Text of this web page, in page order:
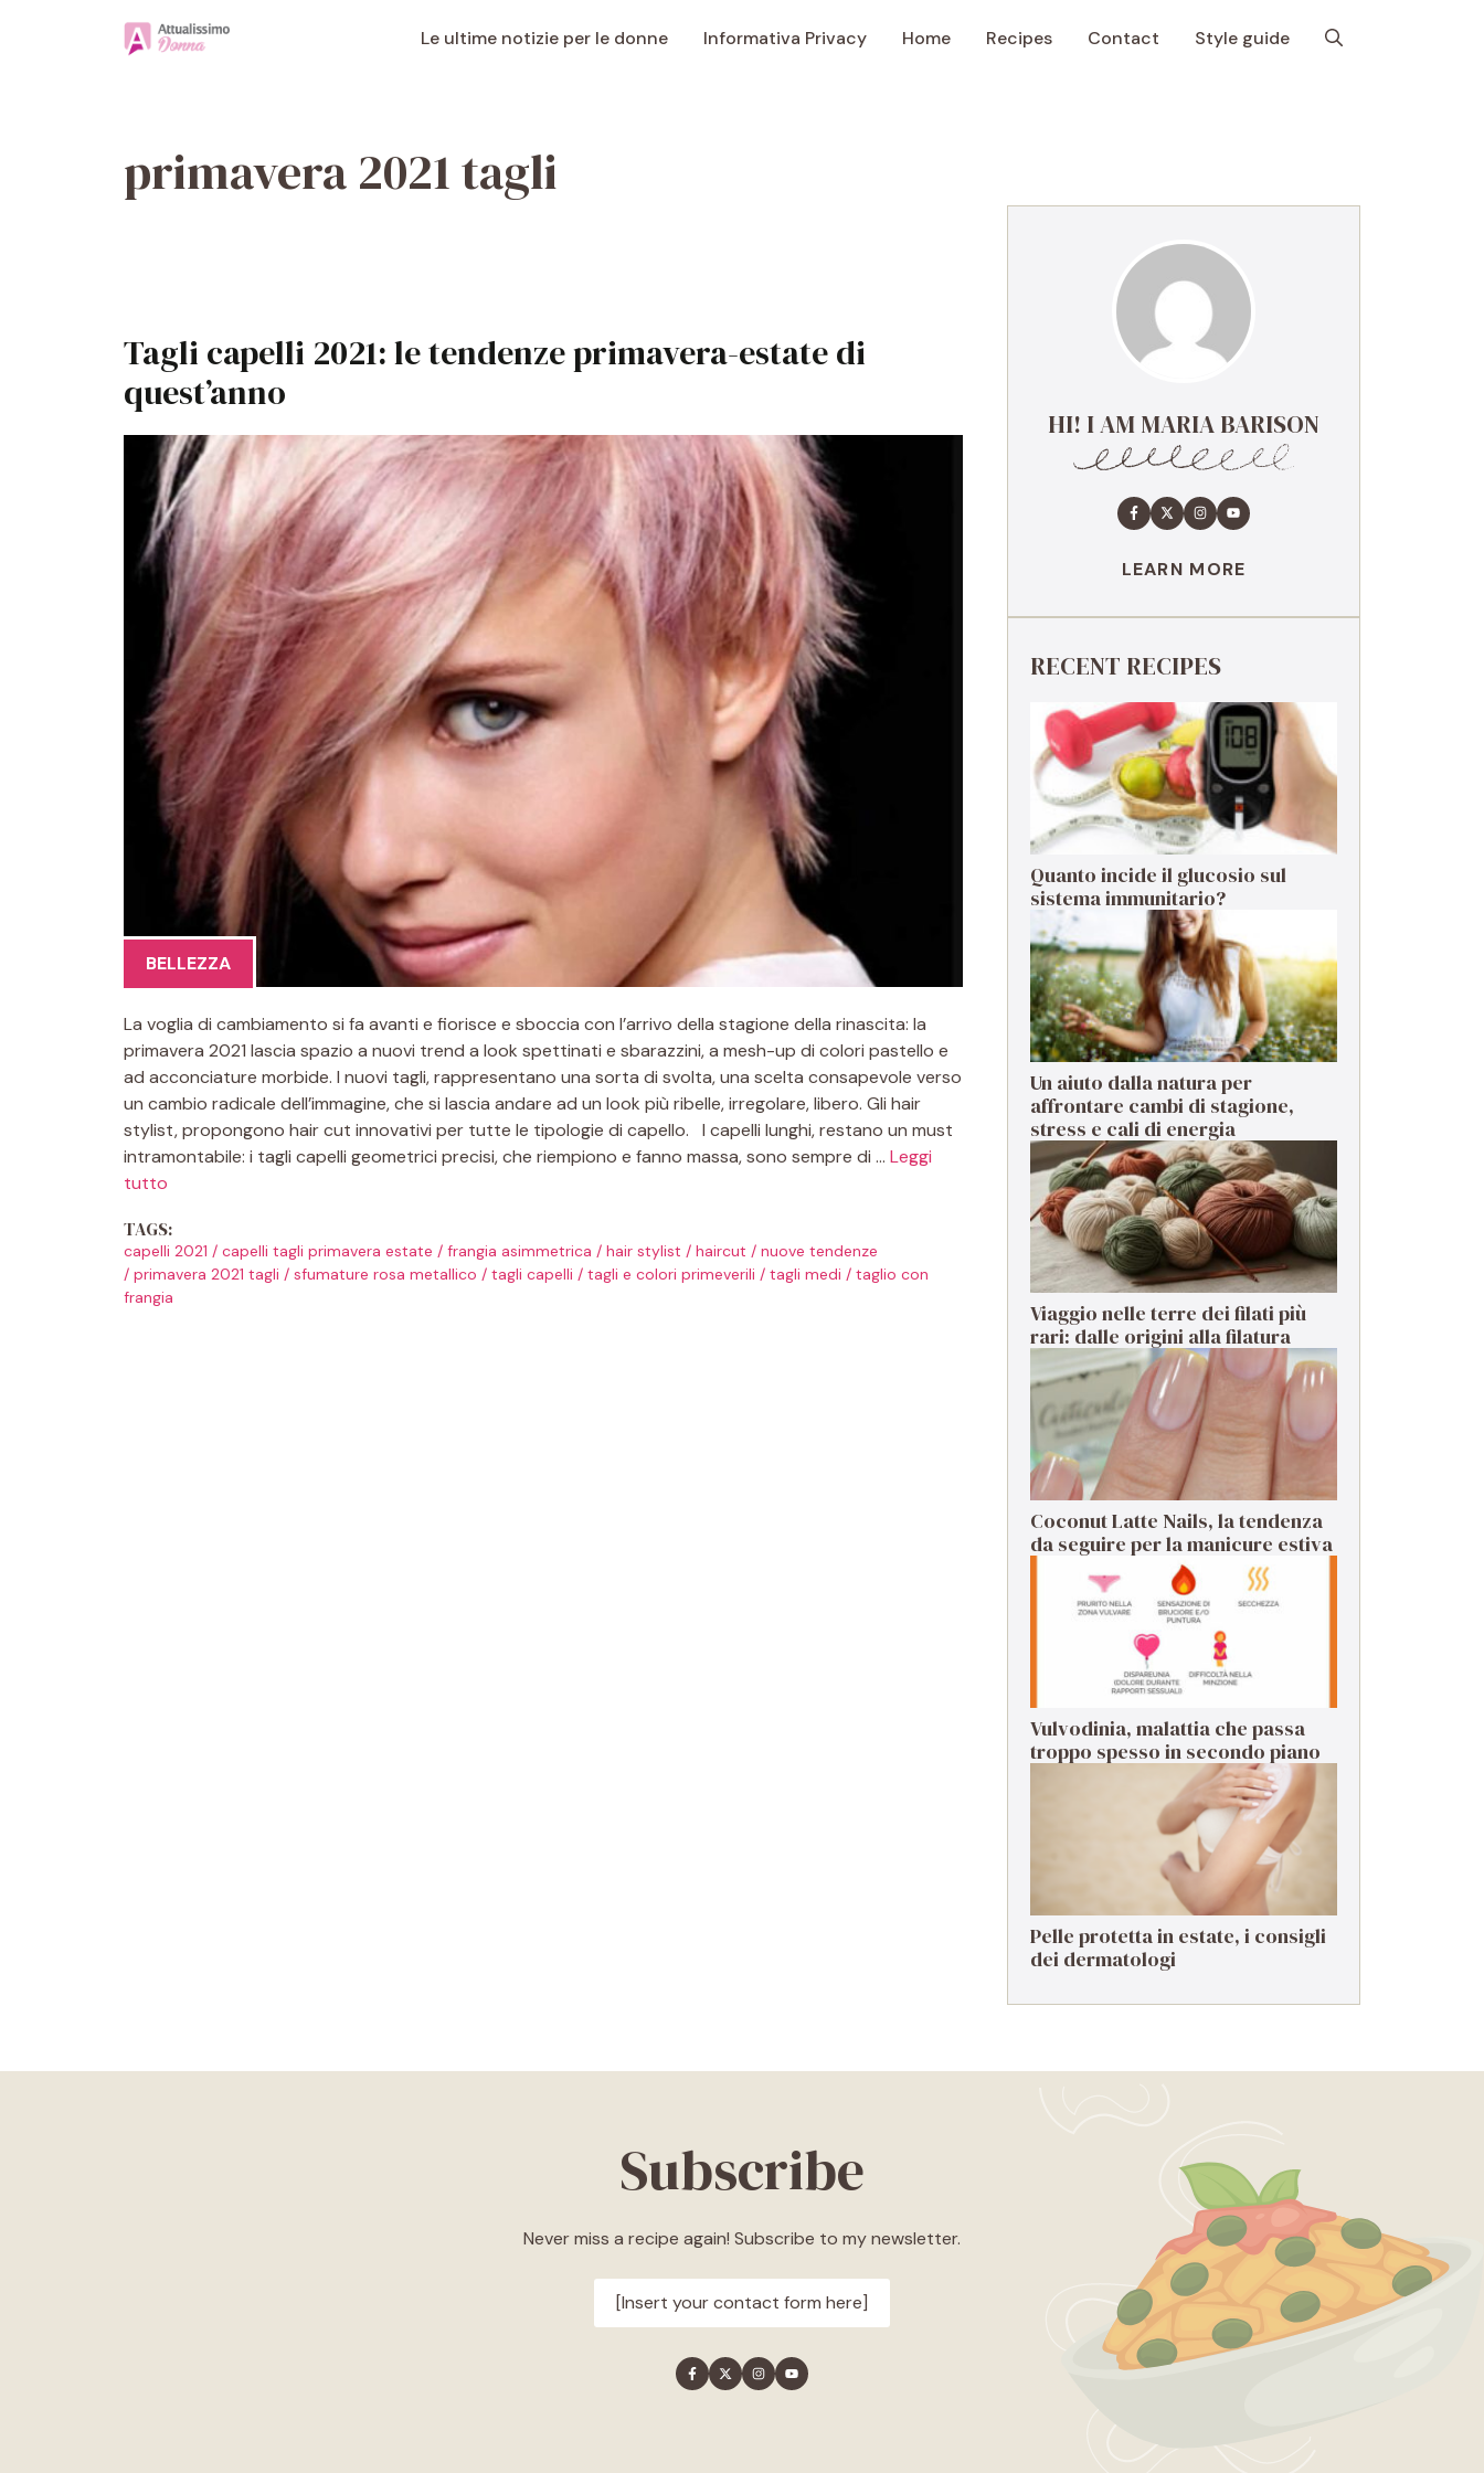
Le ultime notizie per le donne Informativa Privacy Home Recipes Contact Style guide
primavera 2021 tagli
Tagli capelli 2021: le tendenze primavera-estate di
quest’anno
BELLEZZA
La voglia di cambiamento si fa avanti e fiorisce e sboccia con l’arrivo della stagione della rinascita: la
primavera 2021 lascia spazio a nuovi trend a look spettinati e sbarazzini, a mesh-up di colori pastello e
ad acconciature morbide. I nuovi tagli, rappresentano una sorta di svolta, una scelta consapevole verso
un cambio radicale dell’immagine, che si lascia andare ad un look più ribelle, irregolare, libero. Gli hair
stylist, propongono hair cut innovativi per tutte le tipologie di capello. I capelli lunghi, restano un must
intramontabile: i tagli capelli geometrici precisi, che riempiono e fanno massa, sono sempre di … Leggi
tutto
TAGS:
capelli 2021 / capelli tagli primavera estate / frangia asimmetrica / hair stylist / haircut / nuove tendenze
/ primavera 2021 tagli / sfumature rosa metallico / tagli capelli / tagli e colori primeverili / tagli medi / taglio con
frangia
HI! I AM MARIA BARISON
LEARN MORE
RECENT RECIPES
Quanto incide il glucosio sul
sistema immunitario?
Un aiuto dalla natura per
affrontare cambi di stagione,
stress e cali di energia
Viaggio nelle terre dei filati più
rari: dalle origini alla filatura
Coconut Latte Nails, la tendenza
da seguire per la manicure estiva
Vulvodinia, malattia che passa
troppo spesso in secondo piano
Pelle protetta in estate, i consigli
dei dermatologi
Subscribe
Never miss a recipe again! Subscribe to my newsletter.
[Insert your contact form here]